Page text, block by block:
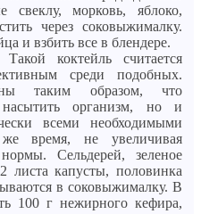
свеклу, морковь, яблоко,
через соковыжималку.
и взбить все в блендере.
Такой коктейль считается
среди подобных.
таким образом, что
организм, но и
всеми необходимыми
время, не увеличивая
Сельдерей, зеленое
листа капусты, половинка
в соковыжималку. В
100 г нежирного кефира,